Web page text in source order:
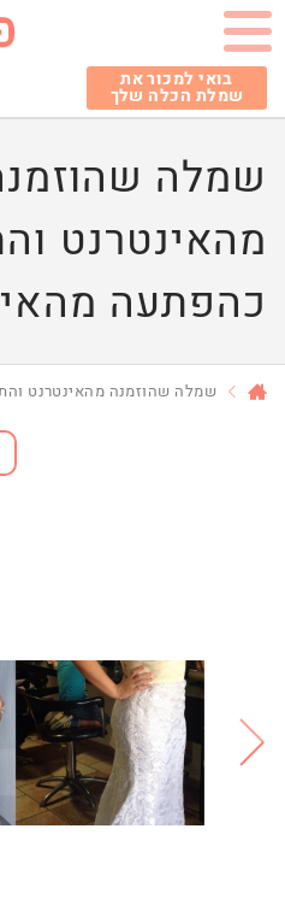
בואי למכור את
שמלת הכלה שלך
שמלה
מהאינטרנט
כהפתעה
שמלה שהוזמנה מהאינטרנט